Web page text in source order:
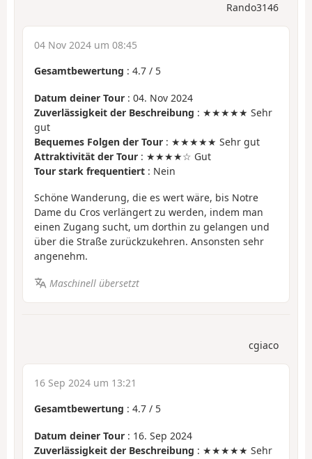
Rando3146
04 Nov 2024 um 08:45
Gesamtbewertung : 4.7 / 5
Datum deiner Tour : 04. Nov 2024
Zuverlässigkeit der Beschreibung : ★★★★★ Sehr
gut
Bequemes Folgen der Tour : ★★★★★ Sehr gut
Attraktivität der Tour : ★★★★☆ Gut
Tour stark frequentiert : Nein
Schöne Wanderung, die es wert wäre, bis Notre
Dame du Cros verlängert zu werden, indem man
einen Zugang sucht, um dorthin zu gelangen und
über die Straße zurückzukehren. Ansonsten sehr
angenehm.
Maschinell übersetzt
cgiaco
16 Sep 2024 um 13:21
Gesamtbewertung : 4.7 / 5
Datum deiner Tour : 16. Sep 2024
Zuverlässigkeit der Beschreibung : ★★★★★ Sehr